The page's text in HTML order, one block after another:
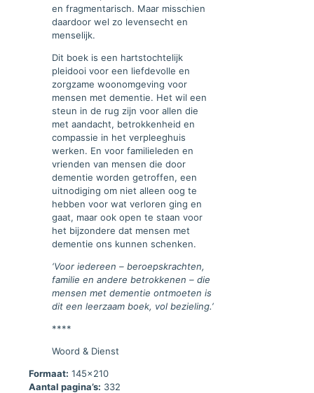
en fragmentarisch. Maar misschien
daardoor wel zo levensecht en
menselijk.
Dit boek is een hartstochtelijk
pleidooi voor een liefdevolle en
zorgzame woonomgeving voor
mensen met dementie. Het wil een
steun in de rug zijn voor allen die
met aandacht, betrokkenheid en
compassie in het verpleeghuis
werken. En voor familieleden en
vrienden van mensen die door
dementie worden getroffen, een
uitnodiging om niet alleen oog te
hebben voor wat verloren ging en
gaat, maar ook open te staan voor
het bijzondere dat mensen met
dementie ons kunnen schenken.
‘Voor iedereen – beroepskrachten,
familie en andere betrokkenen – die
mensen met dementie ontmoeten is
dit een leerzaam boek, vol bezieling.’
****
Woord & Dienst
Formaat: 145x210
Aantal pagina’s: 332